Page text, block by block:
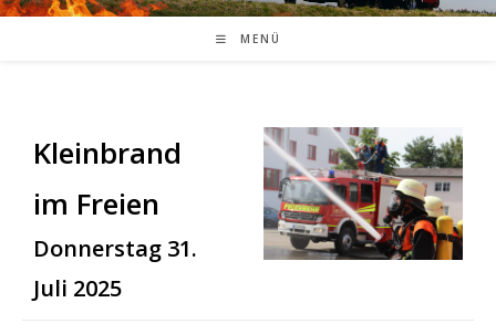
MENÜ
Kleinbrand
im Freien
Donnerstag 31.
Juli 2025